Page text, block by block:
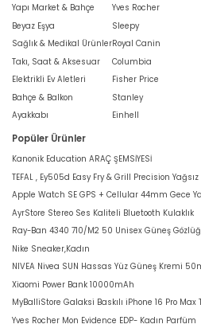
Yapı Market & Bahçe
Beyaz Eşya
Sağlık & Medikal Ürünler
Takı, Saat & Aksesuar
Elektrikli Ev Aletleri
Bahçe & Balkon
Ayakkabı
Yves Rocher
Sleepy
Royal Canin
Columbia
Fisher Price
Stanley
Einhell
Popüler Ürünler
Kanonik Education ARAÇ ŞEMSİYESİ
TEFAL , Ey505d Easy Fry & Grill Precision
Apple Watch SE GPS + Cellular 44mm Gece
AyrStore Stereo Ses Kaliteli Bluetooth Kulaklık
Ray-Ban 4340 710/M2 50 Unisex Güneş
Nike Sneaker,Kadın
NIVEA Nivea SUN Hassas Yüz Güneş Kremi
Xiaomi Power Bank 10000mAh
MyBalliStore Galaksi Baskılı iPhone 16 Pro Max
Yves Rocher Mon Evidence EDP- Kadın Parfüm